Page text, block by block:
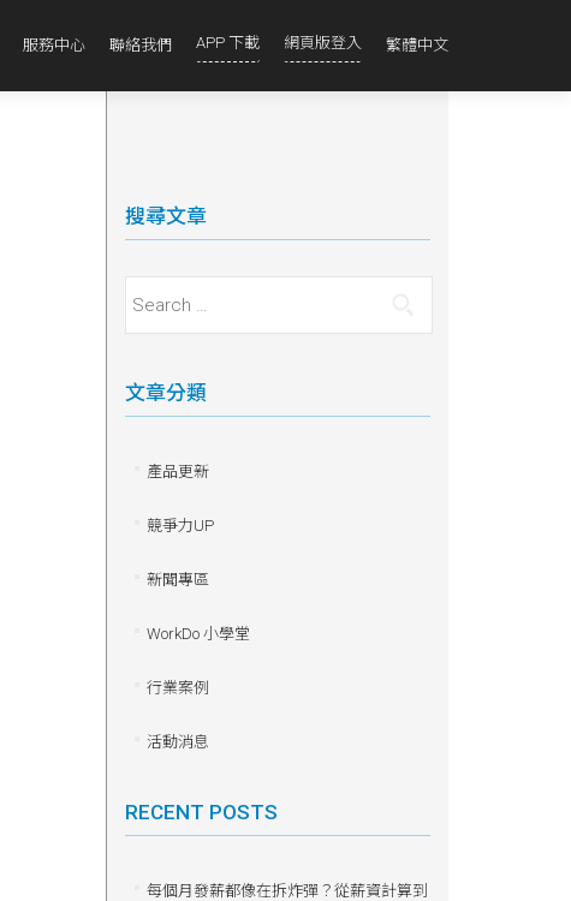
服務中心 聯絡我們 APP 下載 網頁版登入 繁體中文
搜尋文章
Search for:
文章分類
產品更新
競爭力UP
新聞專區
WorkDo 小學堂
行業案例
活動消息
RECENT POSTS
每個月發薪都像在拆炸彈？從薪資計算到